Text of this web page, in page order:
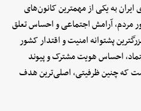
به یکی از مهمترین کانون‌های
مردم، آرامش اجتماعی و احساس تعلق
پشتوانه امنیت و اقتدار کشور
احساس هویت مشترک و پیوند
که چنین ظرفیتی، اصلی‌ترین هدف